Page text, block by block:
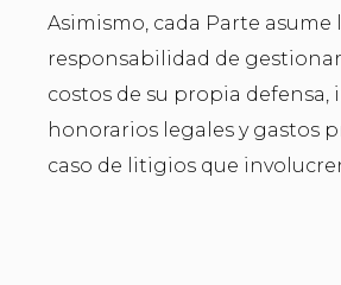
Asimismo, cada Parte asume
responsabilidad de
costos de su propia defensa,
honorarios legales y gastos
caso de litigios que